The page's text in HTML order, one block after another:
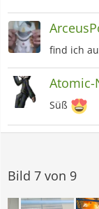
find ich
Atomic-
Süß
Bild 7 von 9